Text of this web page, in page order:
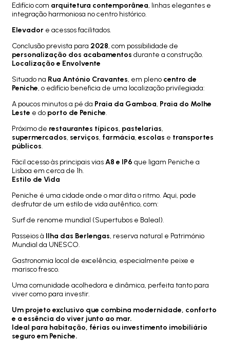
Edifício com arquitetura contemporânea, linhas elegantes e
integração harmoniosa no centro histórico.
Elevador e acessos facilitados.
Conclusão prevista para 2028, com possibilidade de
personalização dos acabamentos durante a construção.
Localização e Envolvente
Situado na Rua António Cravantes, em pleno centro de
Peniche, o edifício beneficia de uma localização privilegiada:
A poucos minutos a pé da Praia da Gamboa, Praia do Molhe
Leste e do porto de Peniche.
Próximo de restaurantes típicos, pastelarias,
supermercados, serviços, farmácia, escolas e transportes
públicos.
Fácil acesso às principais viasA8 e IP6 que ligam Peniche a
Lisboa em cerca de 1h.
Estilo de Vida
Peniche é uma cidade onde o mar dita o ritmo. Aqui, pode
desfrutar de um estilo de vida autêntico, com:
Surf de renome mundial (Supertubos e Baleal).
Passeios à Ilha das Berlengas, reserva natural e Património
Mundial da UNESCO.
Gastronomia local de excelência, especialmente peixe e
marisco fresco.
Uma comunidade acolhedora e dinâmica, perfeita tanto para
viver como para investir.
Um projeto exclusivo que combina modernidade, conforto
e a essência do viver junto ao mar.
Ideal para habitação, férias ou investimento imobiliário
seguro em Peniche.